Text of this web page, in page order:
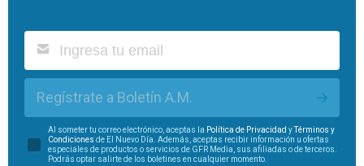
Regístrate a Boletín A.M.
Al someter tu correo electrónico, aceptas la Política de Privacidad yTérminos y
Condiciones de El Nuevo Día. Además, aceptas recibir información u ofertas
especiales de productos o servicios de GFR Media, sus afiliadas o de terceros.
Podrás optar salirte de los boletines en cualquier momento.